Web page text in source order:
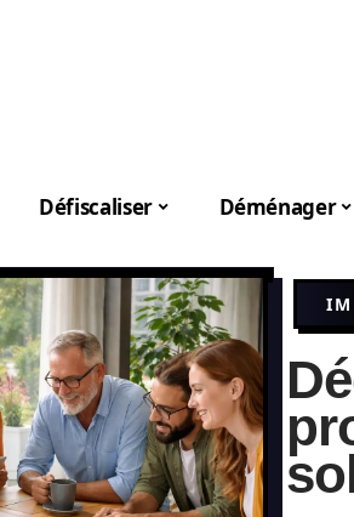
Défiscaliser Déménager